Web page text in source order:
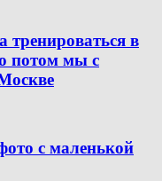
тренироваться в
потом мы с
с маленькой